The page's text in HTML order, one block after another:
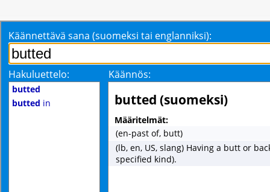
Käännettävä sana (suomeksi tai englanniksi):
Hakuluettelo: Käännös:
butted
butted in butted (suomeksi)
Määritelmät:
(en-past of, butt)
(lb, en, US, slang) Having a butt or
specified kind).